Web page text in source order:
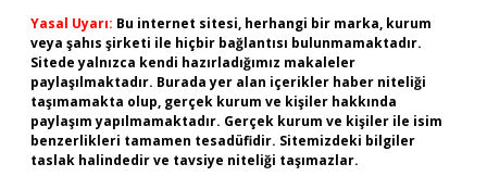
Yasal Uyarı: Bu internet sitesi, herhangi bir marka, kurum
veya şahıs şirketi ile hiçbir bağlantısı bulunmamaktadır.
Sitede yalnızca kendi hazırladığımız makaleler
paylaşılmaktadır. Burada yer alan içerikler haber niteliği
taşımamakta olup, gerçek kurum ve kişiler hakkında
paylaşım yapılmamaktadır. Gerçek kurum ve kişiler ile isim
benzerlikleri tamamen tesadüfidir. Sitemizdeki bilgiler
taslak halindedir ve tavsiye niteliği taşımazlar.